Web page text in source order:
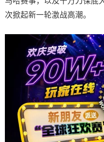
次掀起新一轮激战高潮。